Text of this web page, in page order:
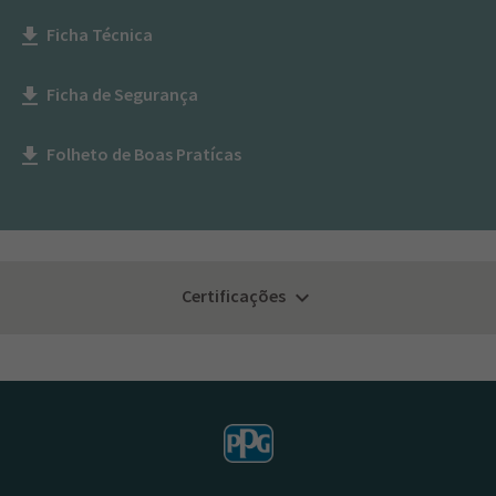
get_app Ficha Técnica
get_app Ficha de Segurança
get_app Folheto de Boas Pratícas
Certificações keyboard_arrow_down